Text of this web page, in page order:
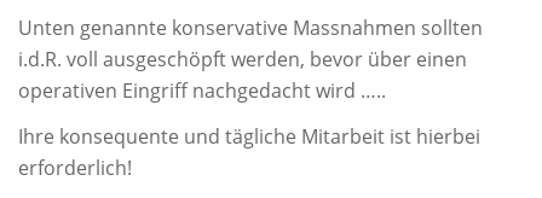
Unten genannte konservative Massnahmen sollten
i.d.R. voll ausgeschöpft werden, bevor über einen
operativen Eingriff nachgedacht wird …..
Ihre konsequente und tägliche Mitarbeit ist hierbei
erforderlich!